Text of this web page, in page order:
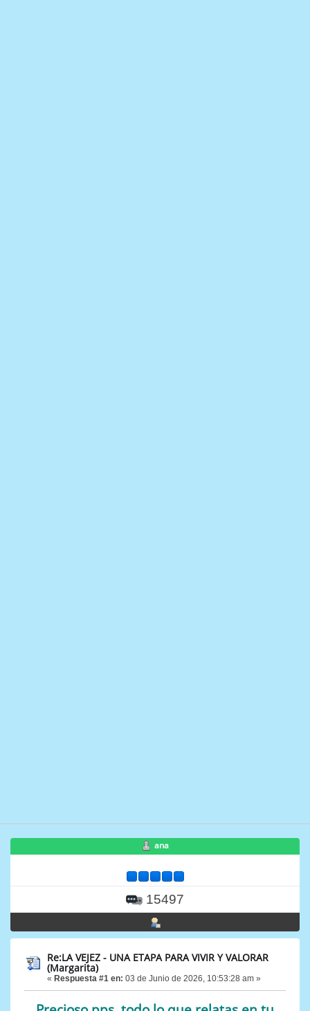
ana
15497
Re:LA VEJEZ - UNA ETAPA PARA VIVIR Y VALORAR
(Margarita)
« Respuesta #1 en: 03 de Junio de 2026, 10:53:28 am »